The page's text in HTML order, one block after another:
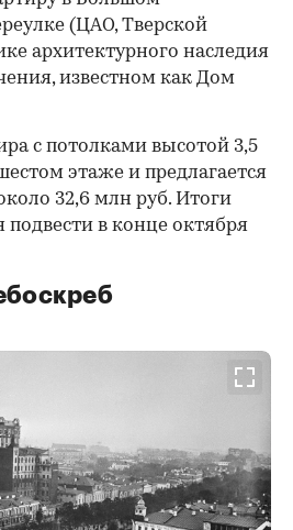
(ЦАО, Тверской
архитектурного наследия
известном как Дом
с потолками высотой 3,5
этаже и предлагается
32,6 млн руб. Итоги
подвести в конце октября